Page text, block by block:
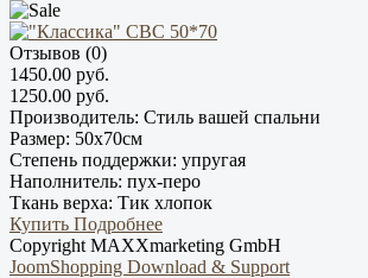
Отзывов (0)
1450.00 руб.
1250.00 руб.
Производитель: Стиль вашей спальни
Размер: 50х70см
Степень поддержки: упругая
Наполнитель: пух-перо
Ткань верха: Тик хлопок
Купить Подробнее
Copyright MAXXmarketing GmbH
JoomShopping Download & Support